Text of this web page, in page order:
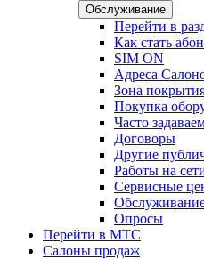
Обслуживание
Перейти в
Как стать
SIM ON
Адреса
Зона
Покупка
Часто
Договоры
Другие
Работы на
Сервисные
Опросы
Перейти в МТС
Салоны продаж